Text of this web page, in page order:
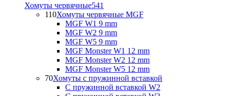
Хомуты червячные541
110Хомуты червячные MGF
MGF W1 9 mm
MGF W2 9 mm
MGF W5 9 mm
MGF Monster W1 12 mm
MGF Monster W2 12 mm
MGF Monster W5 12 mm
70Хомуты с пружинной вставкой
С пружинной вставкой W2